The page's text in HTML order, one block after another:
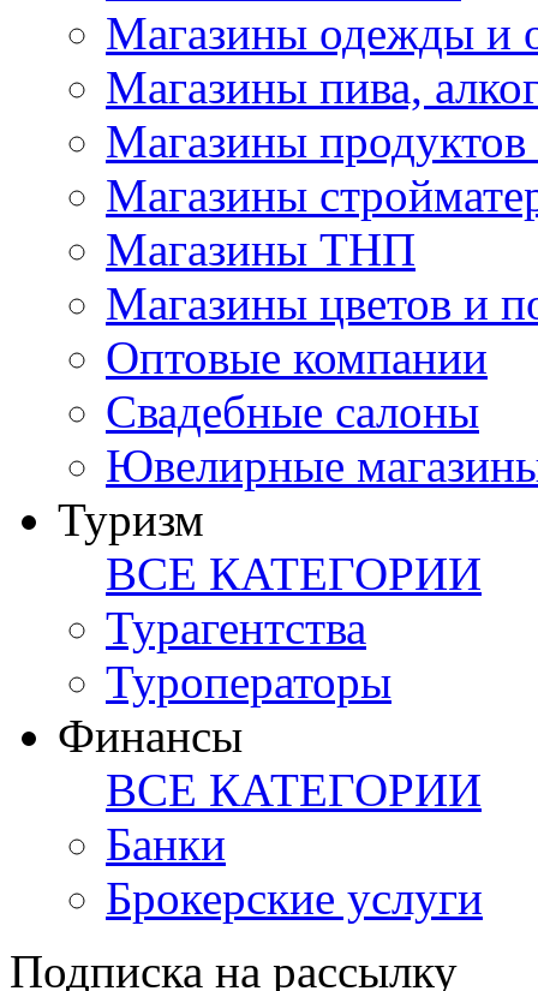
Магазины одежды и
Магазины пива,
Магазины продуктов
Магазины
Магазины ТНП
Магазины цветов и
Оптовые компании
Свадебные салоны
Ювелирные
Туризм
ВСЕ КАТЕГОРИИ
Турагентства
Туроператоры
Финансы
ВСЕ КАТЕГОРИИ
Банки
Брокерские услуги
Подписка на рассылку